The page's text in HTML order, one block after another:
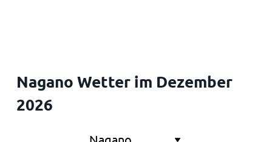
Nagano Wetter im Dezember
2026